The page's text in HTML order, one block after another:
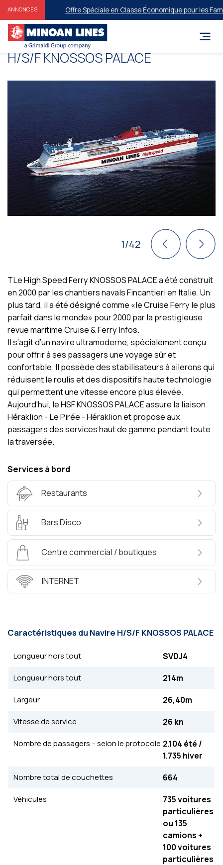
ANNONCES Offre Spéciale en Classe Économique pour les
Η/S/F KNOSSOS PALACΕ
1/42
TLe High Speed Ferry KNOSSOS PALACE a été construit
en 2000 par les chantiers navals Fincantieri en Italie. Un
plus tard, il a été désigné comme «le Cruise Ferry le plus
parfait dans le monde» pour 2000 par la prestigieuse
revue maritime Cruise & Ferry Infos.
Il s’agit d’un navire ultramoderne, spécialement conçu
pour offrir à ses passagers une voyage sûr et
confortable. Il possède des stabilisateurs à ailerons qui
réduisent le roulis et des dispositifs haute technologie
qui permettent une vitesse encore plus élevée.
Aujourd'hui, le HSF KNOSSOS PALACE assure la liaison
Héraklion - Le Pirée - Héraklion et propose aux
passagers des services haut de gamme pendant toute
la traversée.
Services à bord
Restaurants
Bars Disco
Centre commercial / boutiques
INTERNET
Caractéristiques du Navire Η/S/F KNOSSOS PALACΕ
Longueur hors tout SVDJ4
Longueur hors tout 214m
Largeur 26,40m
Vitesse de service 26 kn
Nombre de passagers – selon le protocole 2.104 été /
1.735 hiver
Nombre total de couchettes 664
Véhicules
735 voitures
particulières
ou 135
camions +
100 voitures
particulières